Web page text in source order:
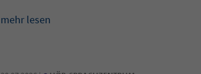
mehr lesen